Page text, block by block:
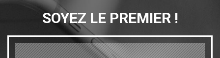
SOYEZ LE PREMIER !